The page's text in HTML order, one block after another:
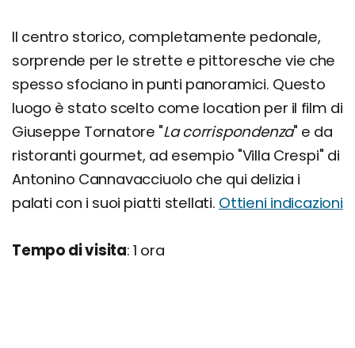
Il centro storico, completamente pedonale,
sorprende per le strette e pittoresche vie che
spesso sfociano in punti panoramici. Questo
luogo è stato scelto come location per il film di
Giuseppe Tornatore "La corrispondenza" e da
ristoranti gourmet, ad esempio "Villa Crespi" di
Antonino Cannavacciuolo che qui delizia i
palati con i suoi piatti stellati. Ottieni indicazioni
Tempo di visita: 1 ora